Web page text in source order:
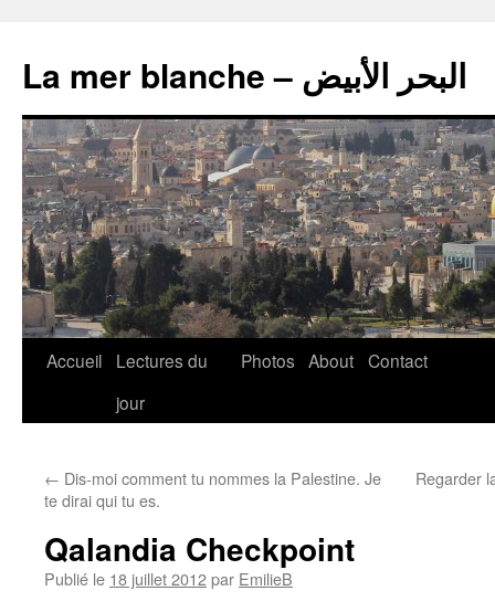
La mer blanche – البحر الأبيض
Accueil
Lectures du
jour
Photos About Contact
← Dis-moi comment tu nommes la Palestine. Je
te dirai qui tu es.
Regarder
Qalandia Checkpoint
Publié le 18 juillet 2012par EmilieB